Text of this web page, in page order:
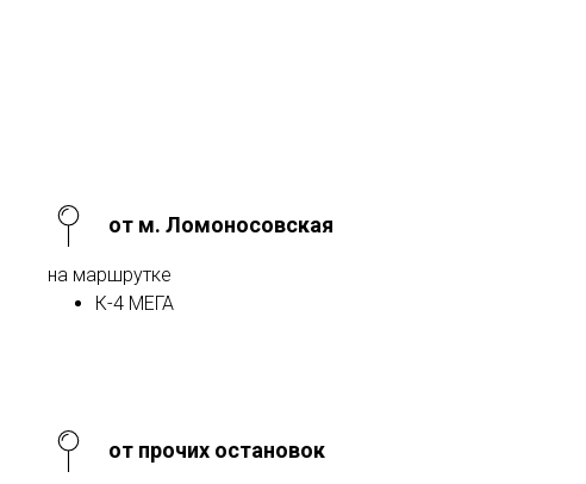
от м. Ломоносовская
на маршрутке
К-4 МЕГА
от прочих остановок